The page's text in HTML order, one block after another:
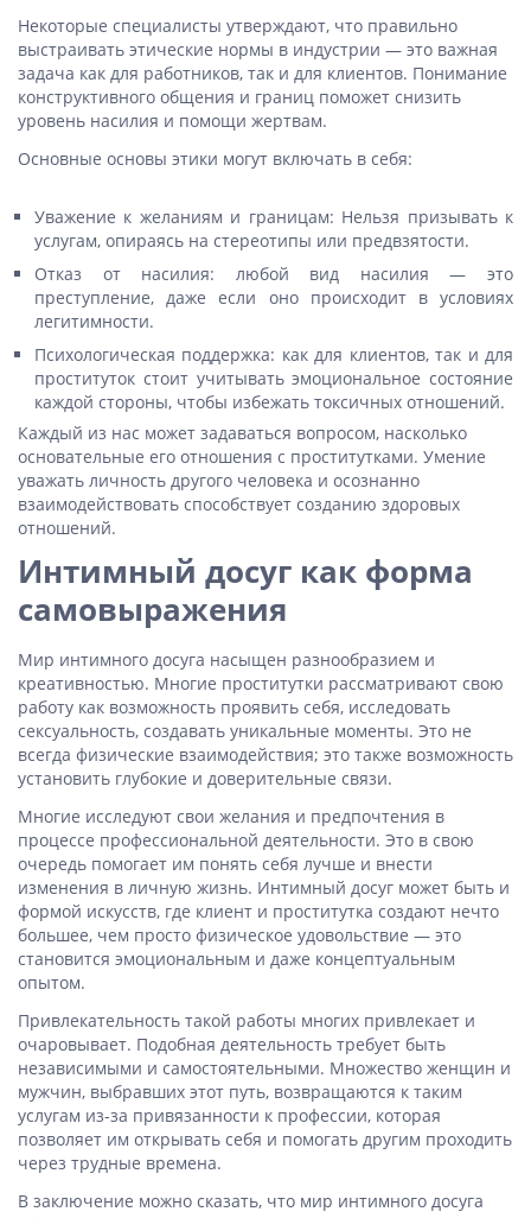
Некоторые специалисты утверждают, что правильно
выстраивать этические нормы в индустрии — это важная
задача как для работников, так и для клиентов. Понимание
конструктивного общения и границ поможет снизить
уровень насилия и помощи жертвам.
Основные основы этики могут включать в себя:
Уважение к желаниям и границам: Нельзя призывать к
услугам, опираясь на стереотипы или предвзятости.
Отказ от насилия: любой вид насилия — это
преступление, даже если оно происходит в условиях
легитимности.
Психологическая поддержка: как для клиентов, так и для
проституток стоит учитывать эмоциональное состояние
каждой стороны, чтобы избежать токсичных отношений.
Каждый из нас может задаваться вопросом, насколько
основательные его отношения с проститутками. Умение
уважать личность другого человека и осознанно
взаимодействовать способствует созданию здоровых
отношений.
Интимный досуг как форма
самовыражения
Мир интимного досуга насыщен разнообразием и
креативностью. Многие проститутки рассматривают свою
работу как возможность проявить себя, исследовать
сексуальность, создавать уникальные моменты. Это не
всегда физические взаимодействия; это также возможность
установить глубокие и доверительные связи.
Многие исследуют свои желания и предпочтения в
процессе профессиональной деятельности. Это в свою
очередь помогает им понять себя лучше и внести
изменения в личную жизнь. Интимный досуг может быть и
формой искусств, где клиент и проститутка создают нечто
большее, чем просто физическое удовольствие — это
становится эмоциональным и даже концептуальным
опытом.
Привлекательность такой работы многих привлекает и
очаровывает. Подобная деятельность требует быть
независимыми и самостоятельными. Множество женщин и
мужчин, выбравших этот путь, возвращаются к таким
услугам из-за привязанности к профессии, которая
позволяет им открывать себя и помогать другим проходить
через трудные времена.
В заключение можно сказать, что мир интимного досуга